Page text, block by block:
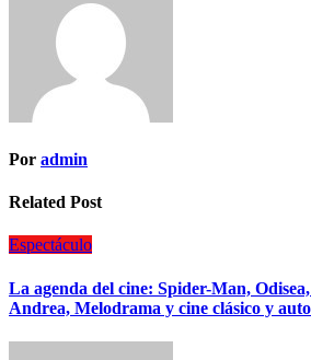
Por admin
Related Post
Espectáculo
La agenda del cine: Spider-Man,
Andrea, Melodrama y cine clásico y